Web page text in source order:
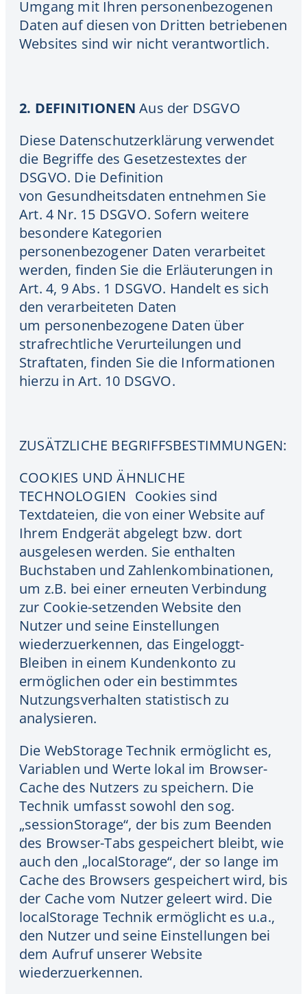
Umgang mit Ihren personenbezogenen
Daten auf diesen von Dritten betriebenen
Websites sind wir nicht verantwortlich.
2. DEFINITIONENAus der DSGVO
Diese Datenschutzerklärung verwendet
die Begriffe des Gesetzestextes der
DSGVO. Die Definition
von Gesundheitsdaten entnehmen Sie
Art. 4 Nr. 15 DSGVO. Sofern weitere
besondere Kategorien
personenbezogener Daten verarbeitet
werden, finden Sie die Erläuterungen in
Art. 4, 9 Abs. 1 DSGVO. Handelt es sich
den verarbeiteten Daten
um personenbezogene Daten über
strafrechtliche Verurteilungen und
Straftaten, finden Sie die Informationen
hierzu in Art. 10 DSGVO.
ZUSÄTZLICHE BEGRIFFSBESTIMMUNGEN:
COOKIES UND ÄHNLICHE
TECHNOLOGIEN Cookies sind
Textdateien, die von einer Website auf
Ihrem Endgerät abgelegt bzw. dort
ausgelesen werden. Sie enthalten
Buchstaben und Zahlenkombinationen,
um z.B. bei einer erneuten Verbindung
zur Cookie-setzenden Website den
Nutzer und seine Einstellungen
wiederzuerkennen, das Eingeloggt-
Bleiben in einem Kundenkonto zu
ermöglichen oder ein bestimmtes
Nutzungsverhalten statistisch zu
analysieren.
Die WebStorage Technik ermöglicht es,
Variablen und Werte lokal im Browser-
Cache des Nutzers zu speichern. Die
Technik umfasst sowohl den sog.
„sessionStorage“, der bis zum Beenden
des Browser-Tabs gespeichert bleibt, wie
auch den „localStorage“, der so lange im
Cache des Browsers gespeichert wird, bis
der Cache vom Nutzer geleert wird. Die
localStorage Technik ermöglicht es u.a.,
den Nutzer und seine Einstellungen bei
dem Aufruf unserer Website
wiederzuerkennen.